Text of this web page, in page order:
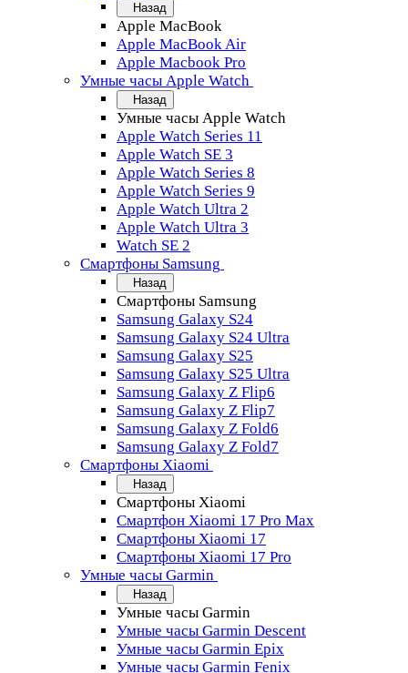
Назад
Apple MacBook
Apple MacBook Air
Apple Macbook Pro
Умные часы Apple Watch
Назад
Умные часы Apple Watch
Apple Watch Series 11
Apple Watch SE 3
Apple Watch Series 8
Apple Watch Series 9
Apple Watch Ultra 2
Apple Watch Ultra 3
Watch SE 2
Смартфоны Samsung
Назад
Смартфоны Samsung
Samsung Galaxy S24
Samsung Galaxy S24 Ultra
Samsung Galaxy S25
Samsung Galaxy S25 Ultra
Samsung Galaxy Z Flip6
Samsung Galaxy Z Flip7
Samsung Galaxy Z Fold6
Samsung Galaxy Z Fold7
Смартфоны Xiaomi
Назад
Смартфоны Xiaomi
Смартфон Xiaomi 17 Pro Max
Смартфоны Xiaomi 17
Смартфоны Xiaomi 17 Pro
Умные часы Garmin
Назад
Умные часы Garmin
Умные часы Garmin Descent
Умные часы Garmin Epix
Умные часы Garmin Fenix